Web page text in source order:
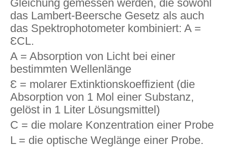
Gleichung gemessen werden, die sowohl
das Lambert-Beersche Gesetz als auch
das Spektrophotometer kombiniert: A =
ƐCL.
A = Absorption von Licht bei einer
bestimmten Wellenlänge
Ɛ = molarer Extinktionskoeffizient (die
Absorption von 1 Mol einer Substanz,
gelöst in 1 Liter Lösungsmittel)
C = die molare Konzentration einer Probe
L = die optische Weglänge einer Probe.